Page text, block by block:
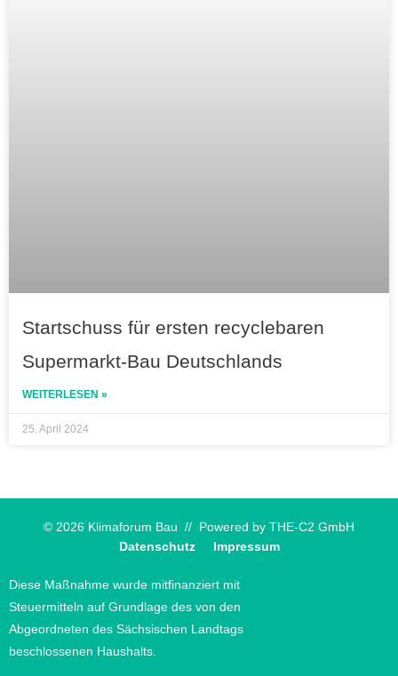
Startschuss für ersten recyclebaren
Supermarkt-Bau Deutschlands
WEITERLESEN »
25. April 2024
© 2026 Klimaforum Bau // Powered by THE-C2 GmbH
Datenschutz
Impressum
Diese Maßnahme wurde mitfinanziert mit
Steuermitteln auf Grundlage des von den
Abgeordneten des Sächsischen Landtags
beschlossenen Haushalts.